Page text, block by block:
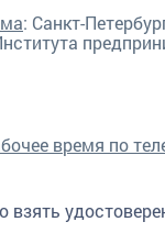
: Санкт-
время по
взять